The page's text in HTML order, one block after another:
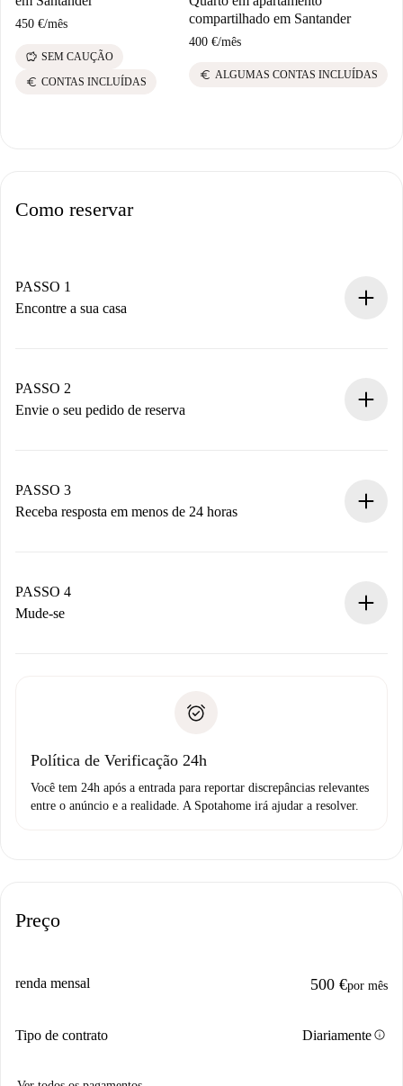
450 €/mês
savings SEM CAUÇÃO
euro CONTAS INCLUÍDAS
compartilhado em Santander
400 €/mês
euro ALGUMAS CONTAS INCLUÍDAS
Como reservar
PASSO 1
Encontre a sua casa
Você tem todas as informações necessárias
antecipadamente.
PASSO 2
Envie o seu pedido de reserva
Não cobramos nada até que o proprietário confirme.
PASSO 3
Receba resposta em menos de 24 horas
proprietário.
Se recusada: não cobraremos nada e ofereceremos
Débito direto bancário
PASSO 4
Mude-se
não comunicar nenhum problema.
Política de Verificação 24h
Você tem 24h após a entrada para reportar discrepâncias relevantes
entre o anúncio e a realidade. A Spotahome irá ajudar a resolver.
Preço
renda mensal 500 €por mês
Tipo de contrato Diariamenteinfo